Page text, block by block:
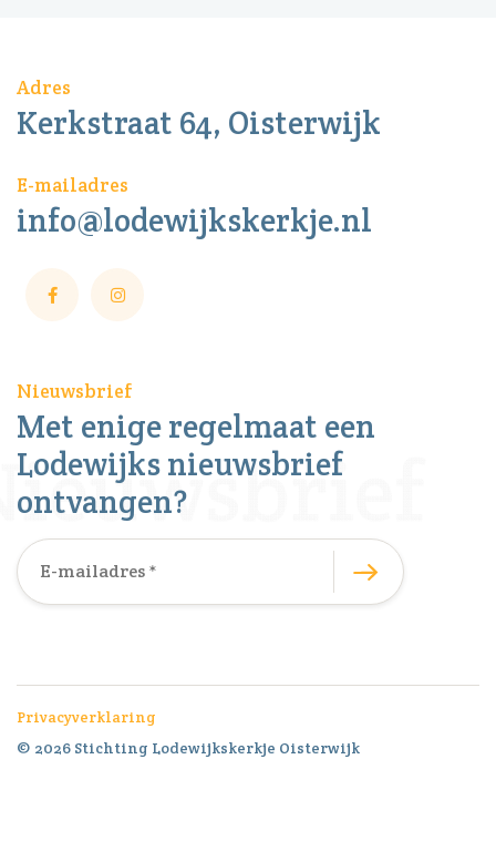
Adres
Kerkstraat 64, Oisterwijk
E-mailadres
info@lodewijkskerkje.nl
Nieuwsbrief
Met enige regelmaat een
Lodewijks nieuwsbrief
ontvangen?
Privacyverklaring
© 2026 Stichting Lodewijkskerkje Oisterwijk